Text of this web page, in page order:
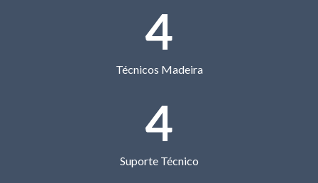
4
Técnicos Madeira
4
Suporte Técnico